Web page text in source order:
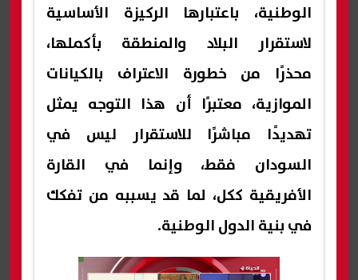
الوطنية، باعتبارها الركيزة الأساسية
لاستقرار البلاد والمنطقة بأكملها،
محذرًا من خطورة الاعتراف بالكيانات
الموازية، معتبرًا أن هذا التوجه يمثل
تهديدًا مباشرًا للاستقرار ليس في
السودان فقط، وإنما في القارة
الأفريقية ككل، لما قد يسببه من تفكك
في بنية الدول الوطنية.